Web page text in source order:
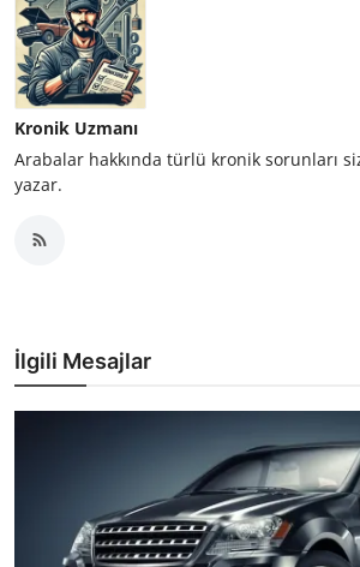
Kronik Uzmanı
Arabalar hakkında türlü kronik sorunları
yazar.
İlgili Mesajlar